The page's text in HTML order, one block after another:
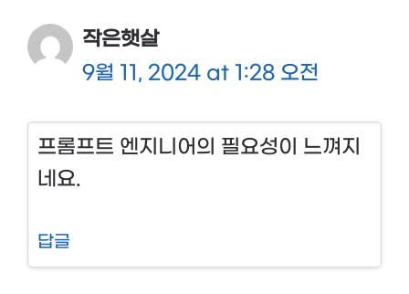
작은햇살
9월 11, 2024 at 1:28 오전
프롬프트 엔지니어의 필요성이 느껴지
네요.
답글